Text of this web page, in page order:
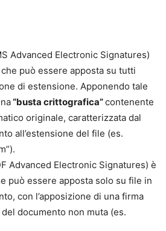
Advanced Electronic Signatures)
può essere apposta su tutti
di estensione. Apponendo tale
“busta crittografica”contenente
originale, caratterizzata dal
all’estensione del file (es.
).
Advanced Electronic Signatures) è
può essere apposta solo su file in
con l’apposizione di una firma
del documento non muta (es.